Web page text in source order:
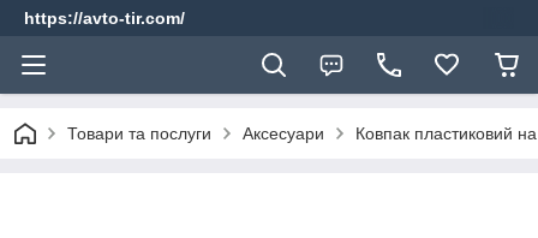
https://avto-tir.com/
Товари та послуги Аксесуари Ковпак пластиковий